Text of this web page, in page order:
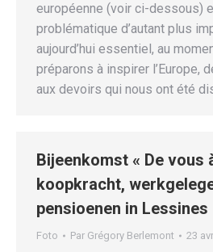
européenne (voir ci-dessous)
problématique d’autant plus
aujourd’hui essentiel, au
préparons à inspirer l’Europe,
aux devoirs qui nous ont été
Bijeenkomst « De vous
koopkracht,
pensioenen in Lessines
Foto Par Grégory Berlemont 23